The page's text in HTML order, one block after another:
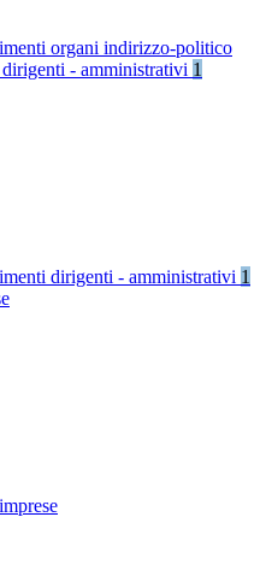
organi indirizzo-politico
- amministrativi 1
dirigenti - amministrativi 1